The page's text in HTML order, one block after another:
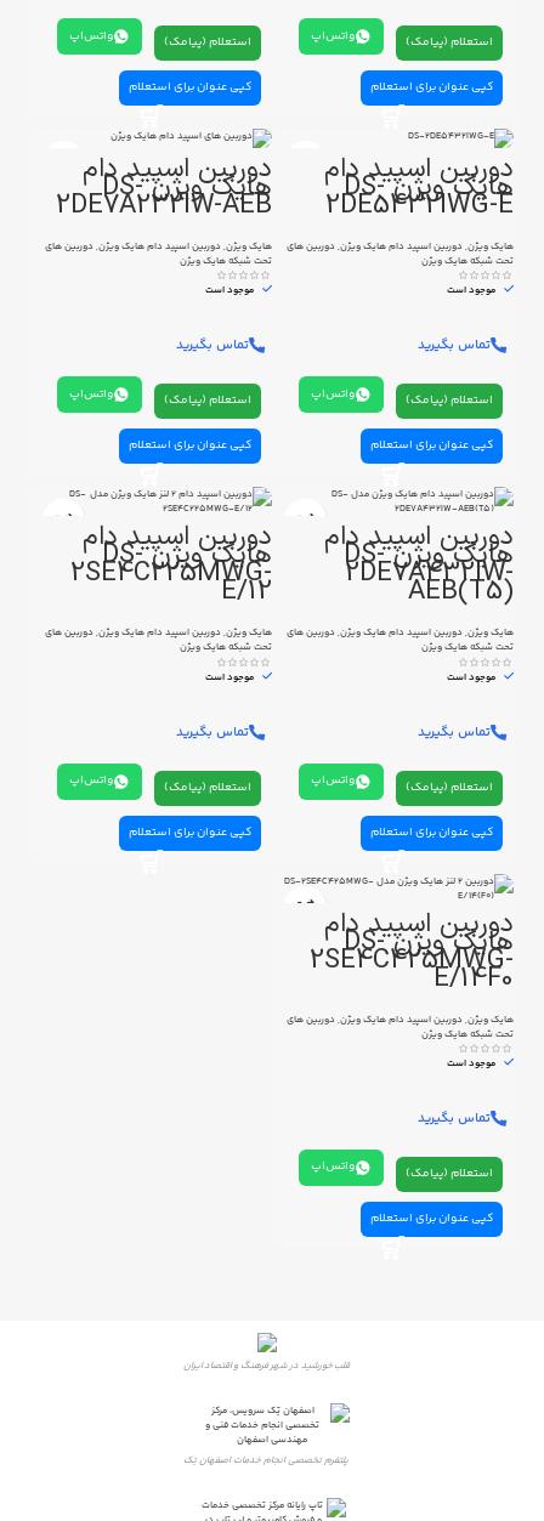
استعلام (پیامک) واتس‌اپ
کپی عنوان برای استعلام
استعلام (پیامک) واتس‌اپ
کپی عنوان برای استعلام
دوربین اسپید دام
هایک ویژن DS-
2DE5432IWG-E
هایک ویژن, دوربین اسپید دام هایک ویژن, دوربین های
تحت شبکه هایک ویژن
موجود است
تماس بگیرید
استعلام (پیامک) واتس‌اپ
کپی عنوان برای استعلام
دوربین اسپید دام
هایک ویژن DS-
2DE7A232IW-AEB
هایک ویژن, دوربین اسپید دام هایک ویژن, دوربین های
تحت شبکه هایک ویژن
موجود است
تماس بگیرید
استعلام (پیامک) واتس‌اپ
کپی عنوان برای استعلام
دوربین اسپید دام
هایک ویژن DS-
2DE7A432IW-
AEB(T5)
هایک ویژن, دوربین اسپید دام هایک ویژن, دوربین های
تحت شبکه هایک ویژن
موجود است
تماس بگیرید
استعلام (پیامک) واتس‌اپ
کپی عنوان برای استعلام
دوربین اسپید دام
هایک ویژن DS-
2SE4C225MWG-
E/12
هایک ویژن, دوربین اسپید دام هایک ویژن, دوربین های
تحت شبکه هایک ویژن
موجود است
تماس بگیرید
استعلام (پیامک) واتس‌اپ
کپی عنوان برای استعلام
دوربین اسپید دام
هایک ویژن DS-
2SE4C425MWG-
E/14F0
هایک ویژن, دوربین اسپید دام هایک ویژن, دوربین های
تحت شبکه هایک ویژن
موجود است
تماس بگیرید
استعلام (پیامک) واتس‌اپ
کپی عنوان برای استعلام
قلب خورشید در شهر فرهنگ و اقتصاد ایران
پلتفرم تخصصی انجام خدمات اصفهان تِک